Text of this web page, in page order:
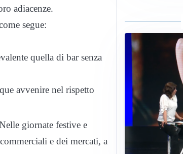
adiacenze.
segue:
quella di bar senza
avvenire nel rispetto
giornate festive e
e dei mercati, a